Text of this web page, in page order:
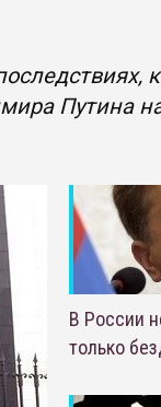
Путина
В России
только